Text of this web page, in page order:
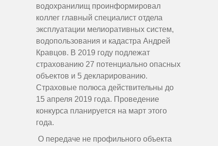
водохранилищ проинформировал
коллег главный специалист отдела
эксплуатации мелиоративных систем,
водопользования и кадастра Андрей
Кравцов. В 2019 году подлежат
страхованию 27 потенциально опасных
объектов и 5 декларированию.
Страховые полюса действительны до
15 апреля 2019 года. Проведение
конкурса планируется на март этого
года.
О передаче не профильного объекта